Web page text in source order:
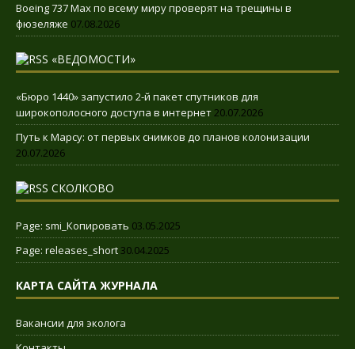
Boeing 737 Max по всему миру проверят на трещины в
фюзеляже 07.08.2026
«ВЕДОМОСТИ»
«Бюро 1440» запустило 2-й пакет спутников для
широкополосного доступа в интернет20.07.2026
Путь к Марсу: от первых снимков до планов колонизации
20.07.2026
СКОЛКОВО
Page: smi_Копировать 03.05.2025
Page: releases_short 30.04.2025
КАРТА САЙТА ЖУРНАЛА
Вакансии для эколога